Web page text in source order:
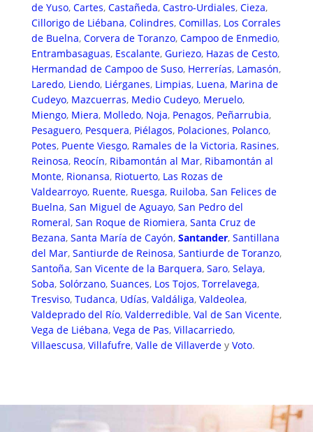
de Yuso, Cartes, Castañeda, Castro-Urdiales, Cieza,
Cillorigo de Liébana, Colindres, Comillas, Los Corrales
de Buelna, Corvera de Toranzo, Campoo de Enmedio,
Entrambasaguas, Escalante, Guriezo, Hazas de Cesto,
Hermandad de Campoo de Suso, Herrerías, Lamasón,
Laredo, Liendo, Liérganes, Limpias, Luena, Marina de
Cudeyo, Mazcuerras, Medio Cudeyo, Meruelo,
Miengo, Miera, Molledo, Noja, Penagos, Peñarrubia,
Pesaguero, Pesquera, Piélagos, Polaciones, Polanco,
Potes, Puente Viesgo, Ramales de la Victoria, Rasines,
Reinosa, Reocín, Ribamontán al Mar, Ribamontán al
Monte, Rionansa, Riotuerto, Las Rozas de
Valdearroyo, Ruente, Ruesga, Ruiloba, San Felices de
Buelna, San Miguel de Aguayo, San Pedro del
Romeral, San Roque de Riomiera, Santa Cruz de
Bezana, Santa María de Cayón, Santander, Santillana
del Mar, Santiurde de Reinosa, Santiurde de Toranzo,
Santoña, San Vicente de la Barquera, Saro, Selaya,
Soba, Solórzano, Suances, Los Tojos, Torrelavega,
Tresviso, Tudanca, Udías, Valdáliga, Valdeolea,
Valdeprado del Río, Valderredible, Val de San Vicente,
Vega de Liébana, Vega de Pas, Villacarriedo,
Villaescusa, Villafufre, Valle de Villaverdey Voto.